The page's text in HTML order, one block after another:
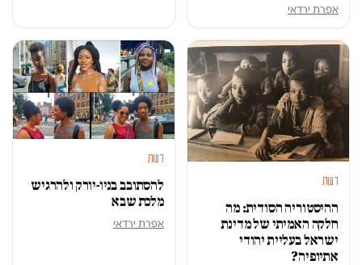
אפרת ירדאי
דעות
ההיסטוריה הסודית: מה
חלקה האמיתי של מדינת
ישראל בעליית יהודי
אתיופיה?
דעות
להסתובב בניו-יורק ולהרגיש
מלכת שבא
אפרת ירדאי